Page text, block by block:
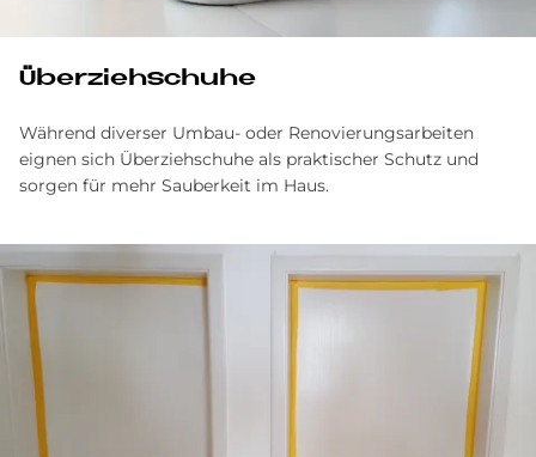
Über­zieh­schu­he
Während diverser Umbau- oder Renovierungsarbeiten
eignen sich Überziehschuhe als praktischer Schutz und
sorgen für mehr Sauberkeit im Haus.